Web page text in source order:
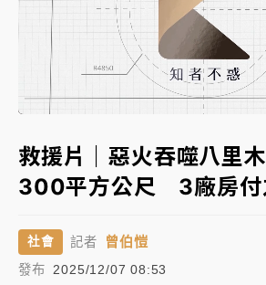
金控第2季海外曝險破31兆創高 日
林安可狀態正好卻因左膝疼
「好事多磨」
至2個月低
「白海豚」雨炸新北！通報109件
白海豚挾豪雨狂炸新北！時雨量破
砸落毀車
Unmute Loaded:
100.00%
救援片｜惡火吞噬八里
300平方公尺 3廠房付
社會 記者 曾伯愷
發布 2025/12/07 08:53